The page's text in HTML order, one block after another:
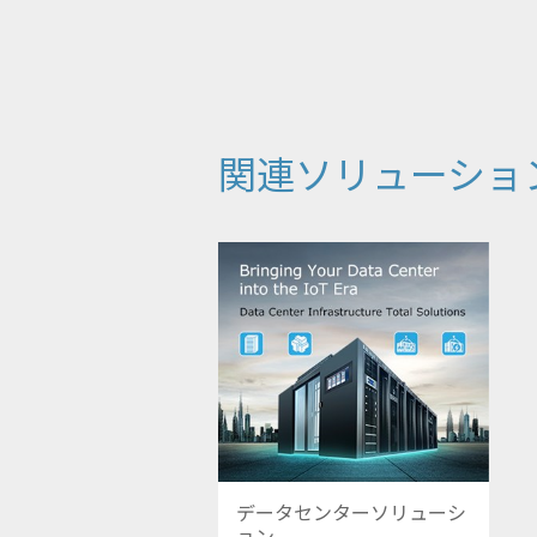
関連ソリューショ
データセンターソリューシ